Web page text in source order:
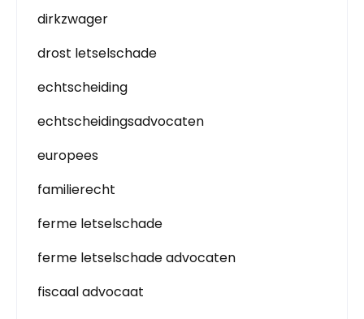
dirkzwager
drost letselschade
echtscheiding
echtscheidingsadvocaten
europees
familierecht
ferme letselschade
ferme letselschade advocaten
fiscaal advocaat